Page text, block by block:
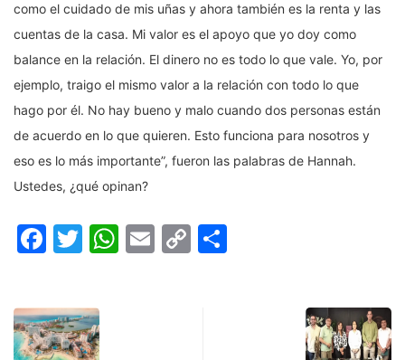
como el cuidado de mis uñas y ahora también es la renta y las
cuentas de la casa. Mi valor es el apoyo que yo doy como
balance en la relación. El dinero no es todo lo que vale. Yo, por
ejemplo, traigo el mismo valor a la relación con todo lo que
hago por él. No hay bueno y malo cuando dos personas están
de acuerdo en lo que quieren. Esto funciona para nosotros y
eso es lo más importante”, fueron las palabras de Hannah.
Ustedes, ¿qué opinan?
Facebook
Twitter
WhatsApp
Email
Copy